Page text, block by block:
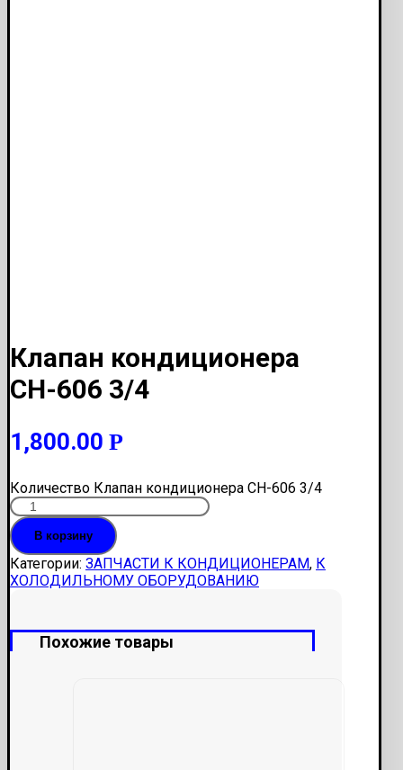
Клапан кондиционера
СН-606 3/4
1,800.00 Р
Количество Клапан кондиционера СН-606 3/4
В корзину
Категории: ЗАПЧАСТИ К КОНДИЦИОНЕРАМ, К
ХОЛОДИЛЬНОМУ ОБОРУДОВАНИЮ
Похожие товары